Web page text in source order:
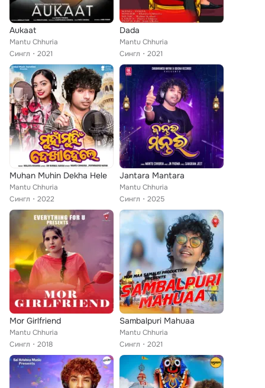
Aukaat
Mantu Chhuria
Сингл
2021
Dada
Mantu Chhuria
Сингл
2021
Muhan Muhin Dekha Hele
Mantu Chhuria
Сингл
2022
Jantara Mantara
Mantu Chhuria
Сингл
2025
Mor Girlfriend
Mantu Chhuria
Сингл
2018
Sambalpuri Mahuaa
Mantu Chhuria
Сингл
2021